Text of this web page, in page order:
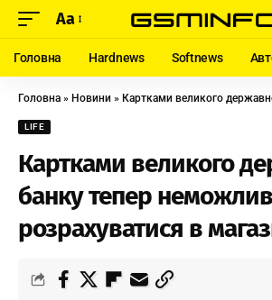
Aa
Головна Hardnews Softnews
Головна » Новини » Картками великого державного банку тепер
LIFE
Картками великого
банку тепер
розрахуватися в